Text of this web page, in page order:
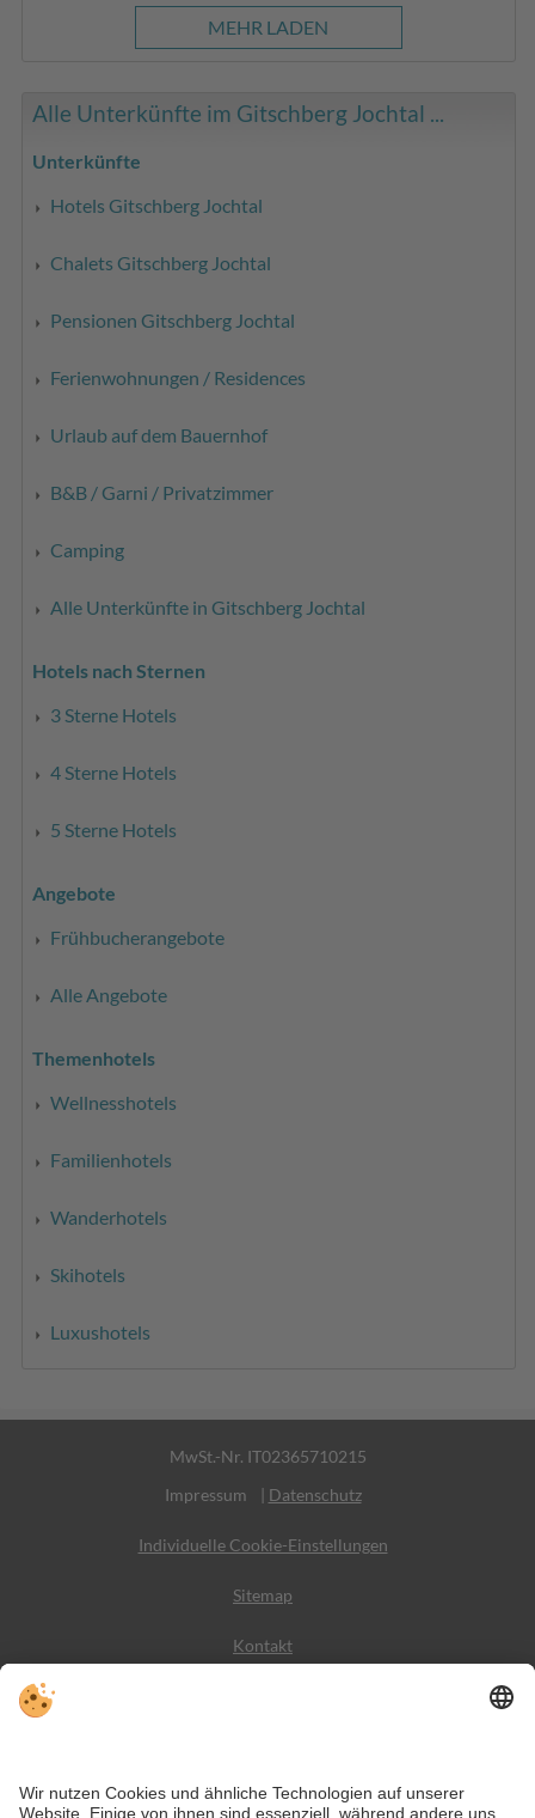
MEHR LADEN
Alle Unterkünfte im Gitschberg Jochtal ...
Unterkünfte
Hotels Gitschberg Jochtal
Chalets Gitschberg Jochtal
Pensionen Gitschberg Jochtal
Ferienwohnungen / Residences
Urlaub auf dem Bauernhof
B&B / Garni / Privatzimmer
Camping
Alle Unterkünfte in Gitschberg Jochtal
Hotels nach Sternen
3 Sterne Hotels
4 Sterne Hotels
5 Sterne Hotels
Angebote
Frühbucherangebote
Alle Angebote
Themenhotels
Wellnesshotels
Familienhotels
Wanderhotels
Skihotels
Luxushotels
MwSt.-Nr. IT02365710215
Impressum
| Datenschutz
Individuelle Cookie-Einstellungen
Sitemap
Kontakt